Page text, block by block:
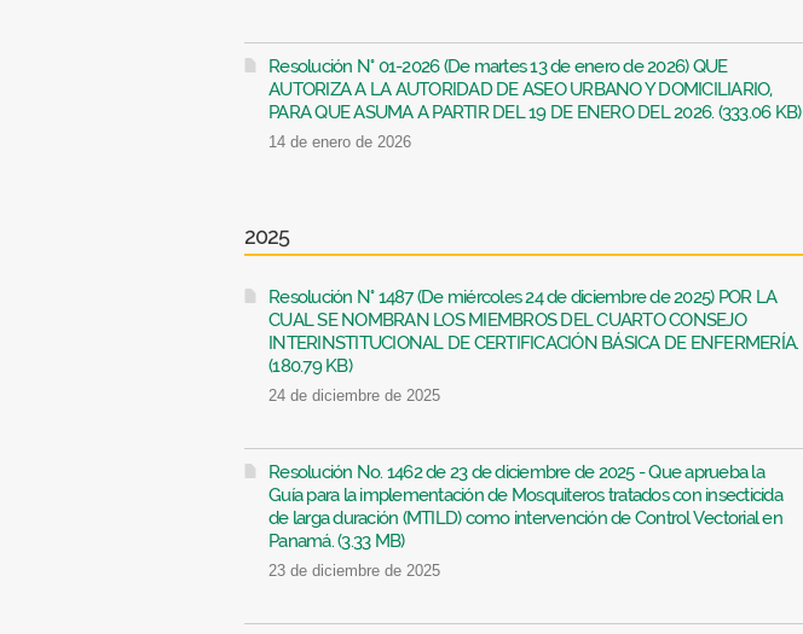
Resolución N° 01-2026 (De martes 13 de enero de 2026) QUE
AUTORIZA A LA AUTORIDAD DE ASEO URBANO Y DOMICILIARIO,
PARA QUE ASUMA A PARTIR DEL 19 DE ENERO DEL 2026. (333.06 KB)
14 de enero de 2026
2025
Resolución N° 1487 (De miércoles 24 de diciembre de 2025) POR LA
CUAL SE NOMBRAN LOS MIEMBROS DEL CUARTO CONSEJO
INTERINSTITUCIONAL DE CERTIFICACIÓN BÁSICA DE ENFERMERÍA.
(180.79 KB)
24 de diciembre de 2025
Resolución No. 1462 de 23 de diciembre de 2025 - Que aprueba la
Guía para la implementación de Mosquiteros tratados con insecticida
de larga duración (MTILD) como intervención de Control Vectorial en
Panamá. (3.33 MB)
23 de diciembre de 2025